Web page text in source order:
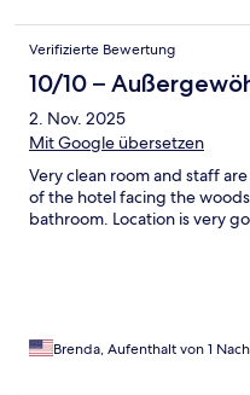
Verifizierte Bewertung
10/10 –
2. Nov. 2025
Mit Google übersetzen
Very clean room and staff
of the hotel facing the
bathroom. Location is very
Brenda, Aufenthalt von 1